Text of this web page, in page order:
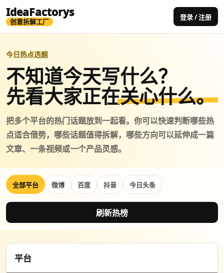
IdeaFactorys
创意拆解工厂
登录 / 注册
今日热点选题
不知道今天写什么？
先看大家正在关心什么。
把多个平台的热门话题放到一起看。你可以快速判断哪些热
点适合借势，哪些话题值得拆解，哪些方向可以延伸成一篇
文章、一条视频或一个产品灵感。
全部平台 微博 百度 抖音 今日头条
刷新热榜
平台